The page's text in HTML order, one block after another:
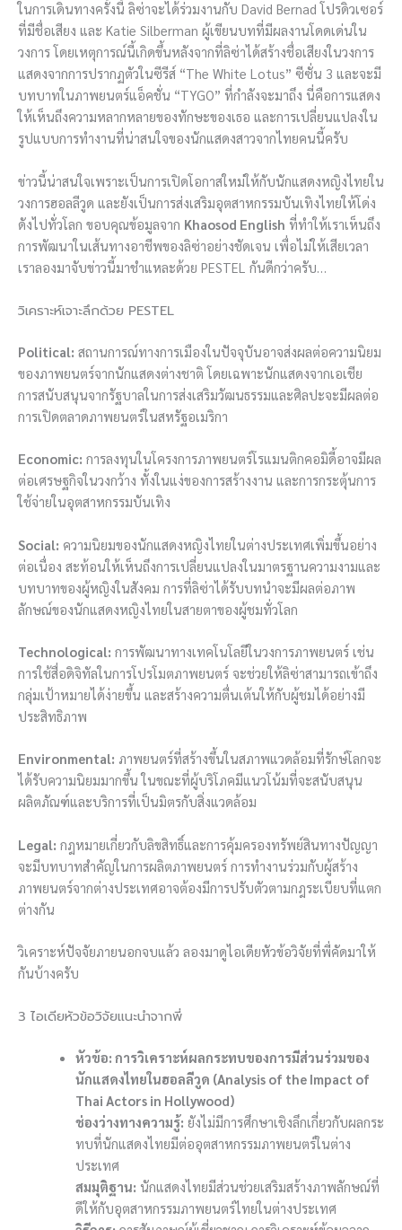
ในการเดินทางครั้งนี้ ลิซ่าจะได้ร่วมงานกับ David Bernad โปรดิวเซอร์
ที่มีชื่อเสียง และ Katie Silberman ผู้เขียนบทที่มีผลงานโดดเด่นใน
วงการ โดยเหตุการณ์นี้เกิดขึ้นหลังจากที่ลิซ่าได้สร้างชื่อเสียงในวงการ
แสดงจากการปรากฏตัวในซีรีส์ “The White Lotus” ซีซั่น 3 และจะมี
บทบาทในภาพยนตร์แอ็คชั่น “TYGO” ที่กำลังจะมาถึง นี่คือการแสดง
ให้เห็นถึงความหลากหลายของทักษะของเธอ และการเปลี่ยนแปลงใน
รูปแบบการทำงานที่น่าสนใจของนักแสดงสาวจากไทยคนนี้ครับ
ข่าวนี้น่าสนใจเพราะเป็นการเปิดโอกาสใหม่ให้กับนักแสดงหญิงไทยใน
วงการฮอลลีวูด และยังเป็นการส่งเสริมอุตสาหกรรมบันเทิงไทยให้โด่ง
ดังไปทั่วโลก ขอบคุณข้อมูลจาก Khaosod English ที่ทำให้เราเห็นถึง
การพัฒนาในเส้นทางอาชีพของลิซ่าอย่างชัดเจน เพื่อไม่ให้เสียเวลา
เราลองมาจับข่าวนี้มาชำแหละด้วย PESTEL กันดีกว่าครับ…
วิเคราะห์เจาะลึกด้วย PESTEL
Political: สถานการณ์ทางการเมืองในปัจจุบันอาจส่งผลต่อความนิยม
ของภาพยนตร์จากนักแสดงต่างชาติ โดยเฉพาะนักแสดงจากเอเชีย
การสนับสนุนจากรัฐบาลในการส่งเสริมวัฒนธรรมและศิลปะจะมีผลต่อ
การเปิดตลาดภาพยนตร์ในสหรัฐอเมริกา
Economic: การลงทุนในโครงการภาพยนตร์โรแมนติกคอมิดี้อาจมีผล
ต่อเศรษฐกิจในวงกว้าง ทั้งในแง่ของการสร้างงาน และการกระตุ้นการ
ใช้จ่ายในอุตสาหกรรมบันเทิง
Social: ความนิยมของนักแสดงหญิงไทยในต่างประเทศเพิ่มขึ้นอย่าง
ต่อเนื่อง สะท้อนให้เห็นถึงการเปลี่ยนแปลงในมาตรฐานความงามและ
บทบาทของผู้หญิงในสังคม การที่ลิซ่าได้รับบทนำจะมีผลต่อภาพ
ลักษณ์ของนักแสดงหญิงไทยในสายตาของผู้ชมทั่วโลก
Technological: การพัฒนาทางเทคโนโลยีในวงการภาพยนตร์ เช่น
การใช้สื่อดิจิทัลในการโปรโมตภาพยนตร์ จะช่วยให้ลิซ่าสามารถเข้าถึง
กลุ่มเป้าหมายได้ง่ายขึ้น และสร้างความตื่นเต้นให้กับผู้ชมได้อย่างมี
ประสิทธิภาพ
Environmental: ภาพยนตร์ที่สร้างขึ้นในสภาพแวดล้อมที่รักษ์โลกจะ
ได้รับความนิยมมากขึ้น ในขณะที่ผู้บริโภคมีแนวโน้มที่จะสนับสนุน
ผลิตภัณฑ์และบริการที่เป็นมิตรกับสิ่งแวดล้อม
Legal: กฎหมายเกี่ยวกับลิขสิทธิ์และการคุ้มครองทรัพย์สินทางปัญญา
จะมีบทบาทสำคัญในการผลิตภาพยนตร์ การทำงานร่วมกับผู้สร้าง
ภาพยนตร์จากต่างประเทศอาจต้องมีการปรับตัวตามกฎระเบียบที่แตก
ต่างกัน
วิเคราะห์ปัจจัยภายนอกจบแล้ว ลองมาดูไอเดียหัวข้อวิจัยที่พี่คัดมาให้
กันบ้างครับ
3 ไอเดียหัวข้อวิจัยแนะนำจากพี่
หัวข้อ: การวิเคราะห์ผลกระทบของการมีส่วนร่วมของ
นักแสดงไทยในฮอลลีวูด (Analysis of the Impact of
Thai Actors in Hollywood)
ช่องว่างทางความรู้: ยังไม่มีการศึกษาเชิงลึกเกี่ยวกับผลกระ
ทบที่นักแสดงไทยมีต่ออุตสาหกรรมภาพยนตร์ในต่าง
ประเทศ
สมมุติฐาน: นักแสดงไทยมีส่วนช่วยเสริมสร้างภาพลักษณ์ที่
ดีให้กับอุตสาหกรรมภาพยนตร์ไทยในต่างประเทศ